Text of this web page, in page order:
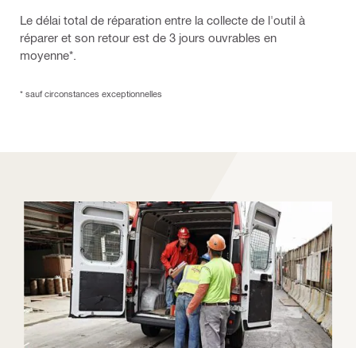
Le délai total de réparation entre la collecte de l'outil à
réparer et son retour est de 3 jours ouvrables en
moyenne*.
* sauf circonstances exceptionnelles